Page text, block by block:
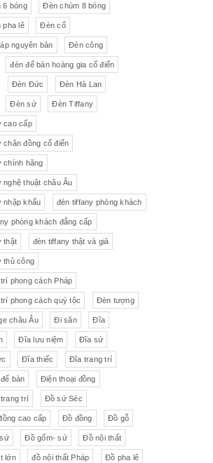
sứ Đồ trang trí nhỏ
chức năng
Rượu vang
gốm Đèn bàn
Bộ trà sứ Tiệp
6 bóng Đèn chùm 8 bóng
pha lê Đèn cổ
nguyên bản Đèn công
đèn để bàn hoàng gia cổ điển
Đèn Đức Đèn Hà Lan
Đèn sứ Đèn Tiffany
cao cấp
chân đồng cổ điển
chính hãng
nghệ thuật châu Âu
nhập khẩu đèn tiffany phòng khách
phòng khách đẳng cấp
thật đèn tiffany thật và giả
thủ công
phong cách Pháp
phong cách quý tộc Đèn tượng
châu Âu Đi săn Đĩa
Đĩa lưu niệm Đĩa sứ
Đĩa thiếc Đĩa trang trí
bàn Điện thoại đồng
trí Đồ sứ Séc
cao cấp Đồ đồng Đồ gỗ
Đồ gốm- sứ Đồ nội thất
lớn đồ nội thất Pháp Đồ pha lê